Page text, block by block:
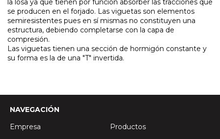
la losa ya que tienen por función absorber las tracciones que
se producen en el forjado. Las viguetas son elementos
semiresistentes pues en sí mismas no constituyen una
estructura, debiendo completarse con la capa de
compresión.
Las viguetas tienen una sección de hormigón constante y
su forma es la de una "T" invertida.
NAVEGACIÓN
Empresa
Productos